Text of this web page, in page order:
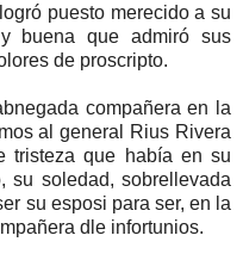
puesto merecido a su
buena que admiró sus
de proscripto.
compañera en la
al general Rius Rivera
tristeza que había en su
su soledad, sobrellevada
su esposi para ser, en la
dle infortunios.